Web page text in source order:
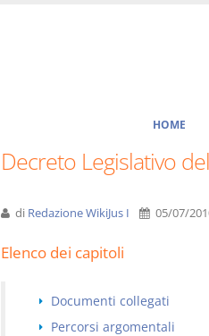
HOME
Decreto Legislativo
di Redazione WikiJus I 05/07/
Elenco dei capitoli
Documenti collegati
Percorsi argomentali